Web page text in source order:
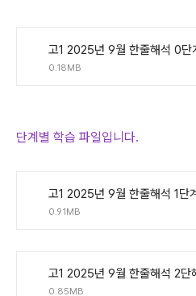
0.18MB
단계별 학습 파일입니다.
0.91MB
0.85MB